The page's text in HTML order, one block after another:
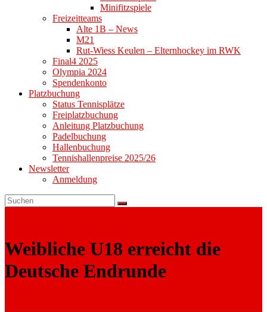
Minifitzspiele
Freizeitteams
Alte 1B – News
M21
Rut-Wiess Keulen – Elternhockey im RWK
Final4 2025
Olympia 2024
Spendenkonto
Platzbuchung
Status Tennisplätze
Freiplatzbuchung
Anleitung Platzbuchung
Padelbuchung
Hallenbuchung
Tennishallenpreise 2025/26
Newsletter
Anmeldung
Weibliche U18 erreicht die
Deutsche Endrunde